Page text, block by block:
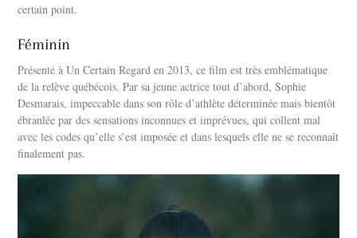
certain point.
Féminin
Présenté à Un Certain Regard en 2013, ce film est très emblématique
de la relève québécois. Par sa jeune actrice tout d’abord, Sophie
Desmarais, impeccable dans son rôle d’athlète déterminée mais bientôt
ébranlée par des sensations inconnues et imprévues, qui collent mal
avec les codes qu’elle s’est imposée et dans lesquels elle ne se reconnaît
finalement pas.